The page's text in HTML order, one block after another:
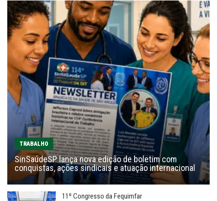
TRABALHO
SinSaúdeSP lança nova edição de boletim com
conquistas, ações sindicais e atuação internacional
11º Congresso da Fequimfar